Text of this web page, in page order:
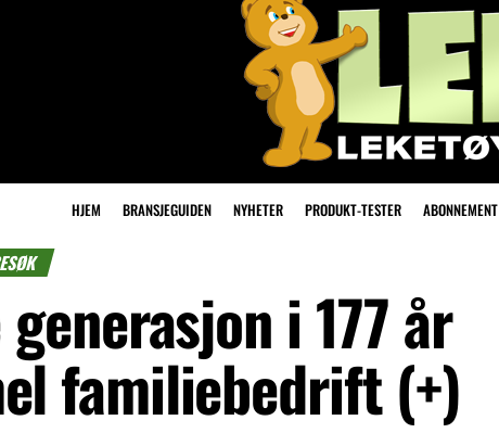
HJEM BRANSJEGUIDEN NYHETER PRODUKT-TESTER ABONNEMENT
i 177 år
familiebedrift (+)